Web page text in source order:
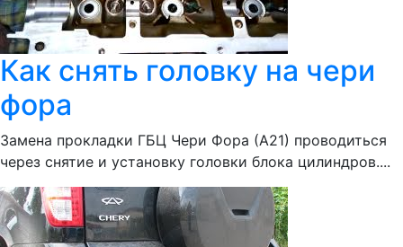
Как снять головку на чери
фора
Замена прокладки ГБЦ Чери Фора (А21) проводиться
через снятие и установку головки блока цилиндров....